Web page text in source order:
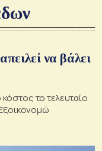
να βάλει
το τελευταίο